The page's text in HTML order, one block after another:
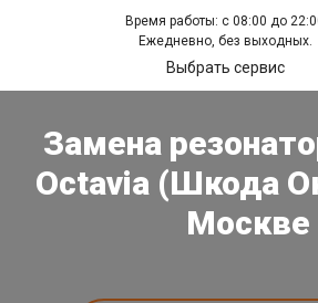
Время работы: с 08:00 до
Ежедневно, без выходных.
Выбрать сервис
Замена
Octavia (Шкода
Москве